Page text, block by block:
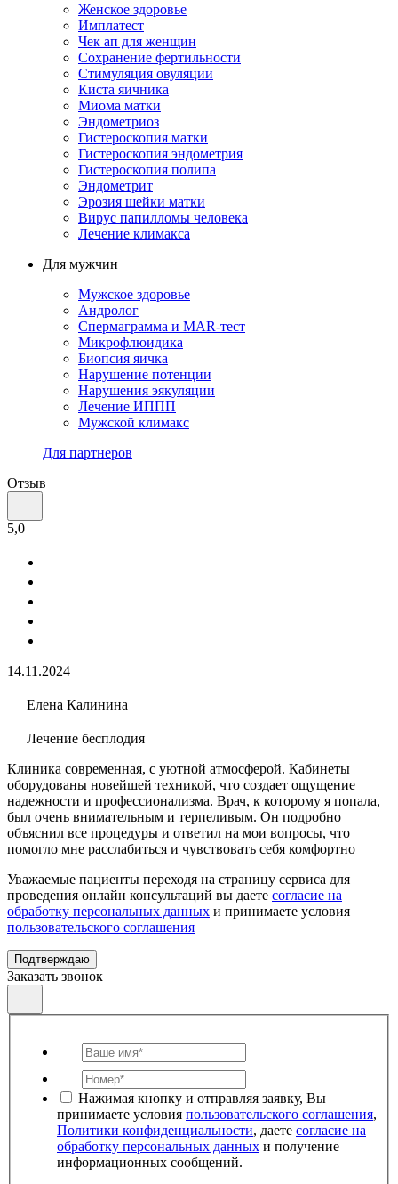
Женское здоровье
Имплатест
Чек ап для женщин
Сохранение фертильности
Стимуляция овуляции
Киста яичника
Миома матки
Эндометриоз
Гистероскопия матки
Гистероскопия эндометрия
Гистероскопия полипа
Эндометрит
Эрозия шейки матки
Вирус папилломы человека
Лечение климакса
Для мужчин
Мужское здоровье
Андролог
Спермаграмма и МАR-тест
Микрофлюидика
Биопсия яичка
Нарушение потенции
Нарушения эякуляции
Лечение ИППП
Мужской климакс
Для партнеров
Отзыв
5,0
14.11.2024
Елена Калинина
Лечение бесплодия
Клиника современная, с уютной атмосферой. Кабинеты
оборудованы новейшей техникой, что создает ощущение
надежности и профессионализма. Врач, к которому я попала,
был очень внимательным и терпеливым. Он подробно
объяснил все процедуры и ответил на мои вопросы, что
помогло мне расслабиться и чувствовать себя комфортно
Уважаемые пациенты переходя на страницу сервиса для
проведения онлайн консультаций вы даете согласие на
обработку персональных данных и принимаете условия
пользовательского соглашения
Подтверждаю
Заказать звонок
Нажимая кнопку и отправляя заявку, Вы
принимаете условия пользовательского соглашения,
Политики конфиденциальности, даете согласие на
обработку персональных данных и получение
информационных сообщений.